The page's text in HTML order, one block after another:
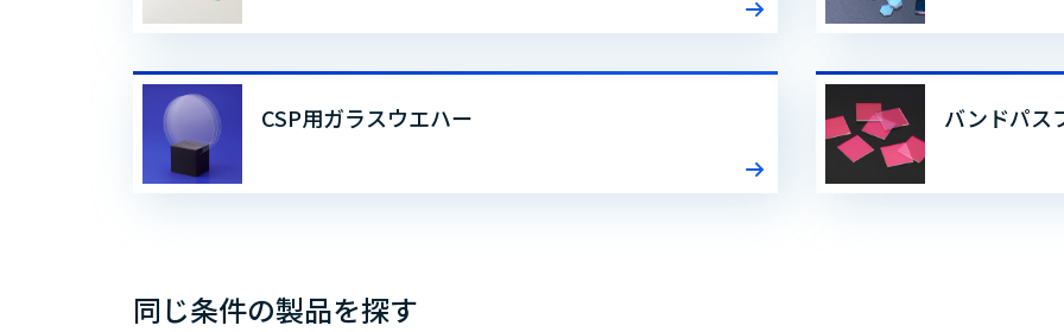
CSP用ガラスウエハー バンドパス
同じ条件の製品を探す